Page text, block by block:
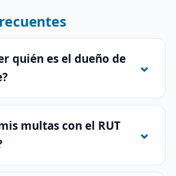
quién es el dueño de
multas con el RUT